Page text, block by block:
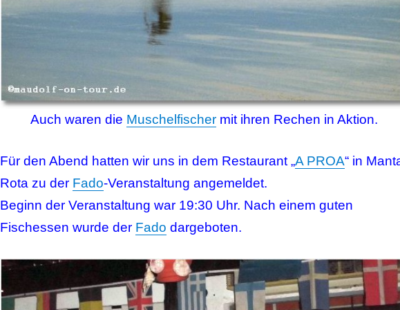
Auch waren die Muschelfischer mit ihren Rechen in Aktion.
Für den Abend hatten wir uns in dem Restaurant „A PROA“ in
Rota zu der Fado-Veranstaltung angemeldet.
Beginn der Veranstaltung war 19:30 Uhr. Nach einem guten
Fischessen wurde der Fado dargeboten.